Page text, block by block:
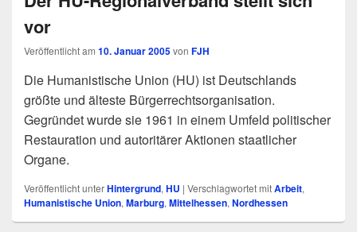
vor
Veröffentlicht am 10. Januar 2005von FJH
Die Humanistische Union (HU) ist Deutschlands
größte und älteste Bürgerrechtsorganisation.
Gegründet wurde sie 1961 in einem Umfeld politischer
Restauration und autoritärer Aktionen staatlicher
Organe.
Veröffentlicht unterHintergrund, HU | Verschlagwortet mitArbeit,
Humanistische Union, Marburg, Mittelhessen, Nordhessen